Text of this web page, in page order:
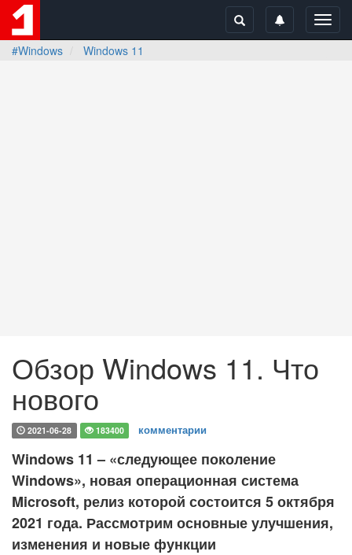
#Windows
Windows 11
Обзор Windows 11. Что
нового
2021-06-28 183400 комментарии
Windows 11 – «следующее поколение
Windows», новая операционная система
Microsoft, релиз которой состоится 5 октября
2021 года. Рассмотрим основные улучшения,
изменения и новые функции